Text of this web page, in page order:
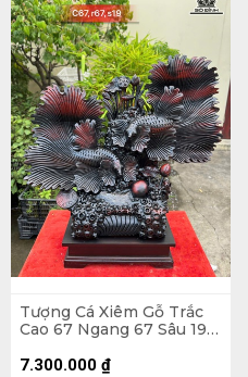
Tượng Cá Xiêm Gỗ Trắc
Cao 67 Ngang 67 Sâu 19
7.300.000 ₫